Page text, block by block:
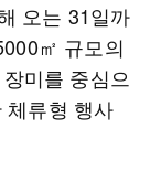
오는 31일까
㎡ 규모의
미를 중심으
체류형 행사